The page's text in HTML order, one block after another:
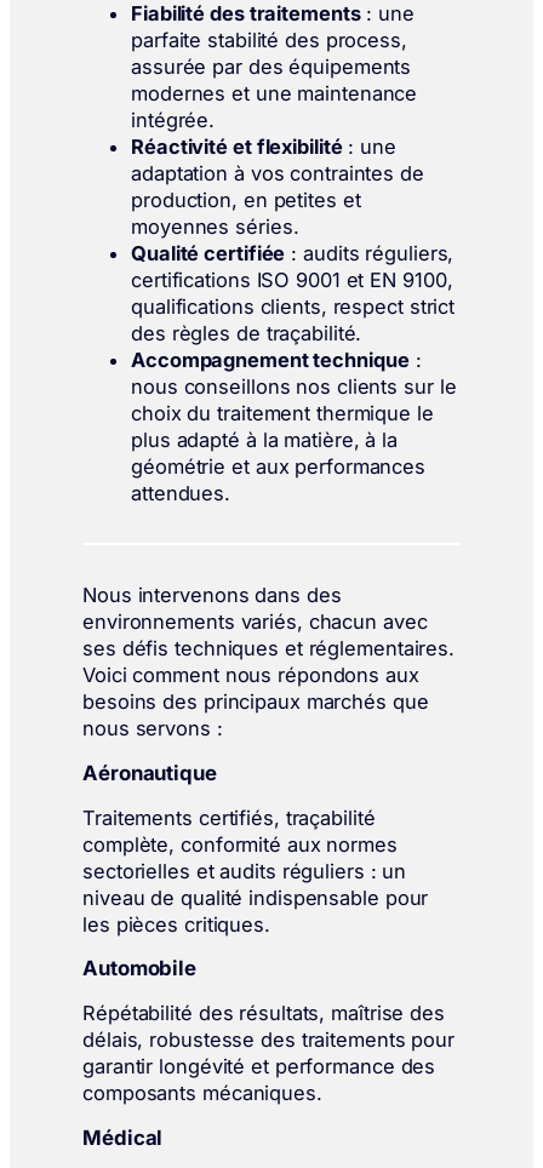
Fiabilité des traitements: une
parfaite stabilité des process,
assurée par des équipements
modernes et une maintenance
intégrée.
Réactivité et flexibilité: une
adaptation à vos contraintes de
production, en petites et
moyennes séries.
Qualité certifiée : audits réguliers,
certifications ISO 9001 et EN 9100,
qualifications clients, respect strict
des règles de traçabilité.
Accompagnement technique:
nous conseillons nos clients sur le
choix du traitement thermique le
plus adapté à la matière, à la
géométrie et aux performances
attendues.
Nous intervenons dans des
environnements variés, chacun avec
ses défis techniques et réglementaires.
Voici comment nous répondons aux
besoins des principaux marchés que
nous servons :
Aéronautique
Traitements certifiés, traçabilité
complète, conformité aux normes
sectorielles et audits réguliers : un
niveau de qualité indispensable pour
les pièces critiques.
Automobile
Répétabilité des résultats, maîtrise des
délais, robustesse des traitements pour
garantir longévité et performance des
composants mécaniques.
Médical